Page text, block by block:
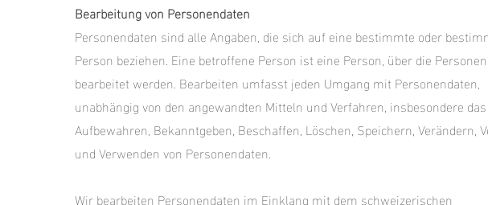
Bearbeitung von Personendaten
Personendaten sind alle Angaben, die sich auf eine bestimmte oder
Person beziehen. Eine betroffene Person ist eine Person, über die
bearbeitet werden. Bearbeiten umfasst jeden Umgang mit Personendaten,
unabhängig von den angewandten Mitteln und Verfahren, insbesondere das
Aufbewahren, Bekanntgeben, Beschaffen, Löschen, Speichern, Verändern,
und Verwenden von Personendaten.
Wir bearbeiten Personendaten im Einklang mit dem schweizerischen